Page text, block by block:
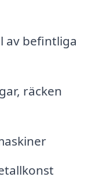
av befintliga
räcken